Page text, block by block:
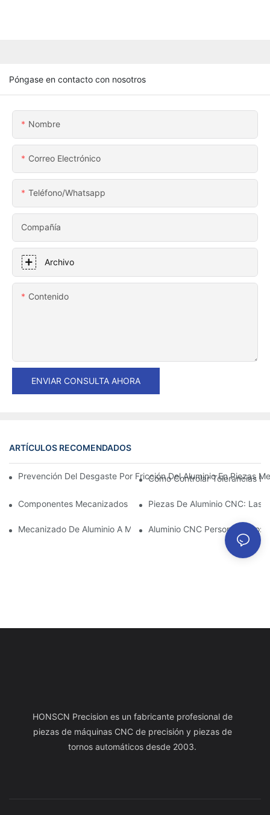
Póngase en contacto con nosotros
Nombre
Correo Electrónico
Teléfono/whatsapp
Compañía
Archivo
Contenido
ENVIAR CONSULTA AHORA
ARTÍCULOS RECOMENDADOS
Prevención Del Desgaste Por Fricción Del Aluminio En Piezas
Cómo Controlar Tolerancias
Componentes Mecanizados De Aluminio: Personalización Para
Piezas De Aluminio CNC: Las
Mecanizado De Aluminio A Medida: Explorando Las Últimas
Aluminio CNC Personalizado:
HONSCN Precision es un fabricante profesional de
piezas de máquinas CNC de precisión y piezas de
tornos automáticos desde 2003.